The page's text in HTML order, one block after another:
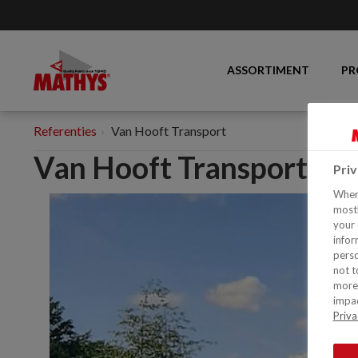
ASSORTIMENT
Referenties Van Hooft Transport
Van Hooft Transport
your
not